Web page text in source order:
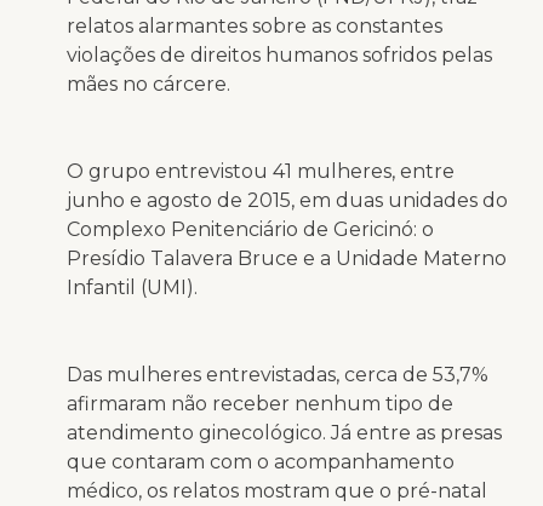
relatos alarmantes sobre as constantes
violações de direitos humanos sofridos pelas
mães no cárcere.
O grupo entrevistou 41 mulheres, entre
junho e agosto de 2015, em duas unidades do
Complexo Penitenciário de Gericinó: o
Presídio Talavera Bruce e a Unidade Materno
Infantil (UMI).
Das mulheres entrevistadas, cerca de 53,7%
afirmaram não receber nenhum tipo de
atendimento ginecológico. Já entre as presas
que contaram com o acompanhamento
médico, os relatos mostram que o pré-natal